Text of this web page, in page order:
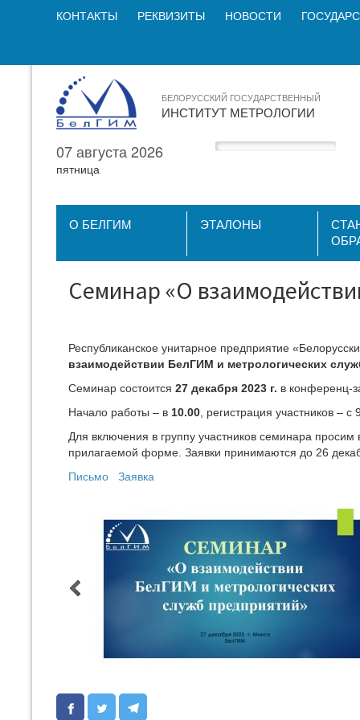
КОНТАКТЫ РЕКВИЗИТЫ НОВОСТИ
БЕЛОРУССКИЙ ГОСУДАРСТВЕННЫЙ
ИНСТИТУТ МЕТРОЛОГИИ
07 августа 2026
пятница
О БЕЛГИМ ЭТАЛОНЫ
Семинар «О
Республиканское унитарное предприятие
взаимодействии БелГИМ и метрологических
Семинар состоится 27 декабря 2023 г. в конференц-
Начало работы – в 10.00 , регистрация участников –
Для включения в группу участников семинара
прилагаемой форме. Заявки принимаются до 26
Письмо
Заявка